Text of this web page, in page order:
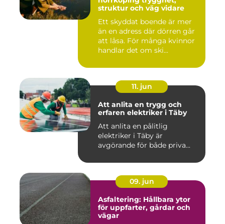
struktur och väg vidare
Ett skyddat boende är mer
än en adress där dörren går
att låsa. För många kvinnor
handlar det om ski...
11. jun
Att anlita en trygg och
erfaren elektriker i Täby
Att anlita en pålitlig
elektriker i Täby är
avgörande för både priva...
09. jun
Asfaltering: Hållbara ytor
för uppfarter, gårdar och
vägar